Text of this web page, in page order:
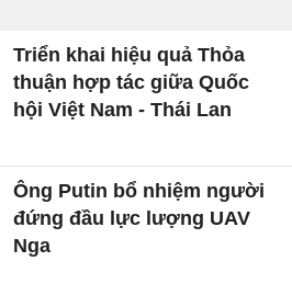
Triển khai hiệu quả Thỏa
thuận hợp tác giữa Quốc
hội Việt Nam - Thái Lan
Ông Putin bổ nhiệm người
đứng đầu lực lượng UAV
Nga